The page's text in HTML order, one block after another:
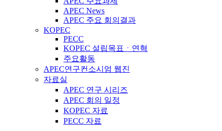
APEC News
APEC 주요 회의결과
KOPEC
PECC
KOPEC 설립목표ㆍ연혁
주요활동
APEC연구컨소시엄 웹진
자료실
APEC 연구 시리즈
APEC 회의 일정
KOPEC 자료
PECC 자료